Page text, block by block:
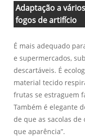
Adaptação a
fogos de artifício
É mais adequado
e supermercados,
descartáveis. É
material tecido
frutas se estraguem
Também é elegante
de que as sacolas
que aparência”.